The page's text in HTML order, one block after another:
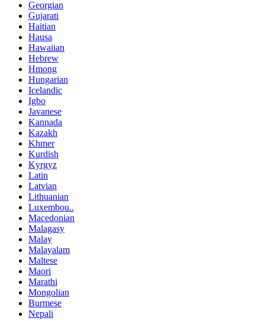
Georgian
Gujarati
Haitian
Hausa
Hawaiian
Hebrew
Hmong
Hungarian
Icelandic
Igbo
Javanese
Kannada
Kazakh
Khmer
Kurdish
Kyrgyz
Latin
Latvian
Lithuanian
Luxembou..
Macedonian
Malagasy
Malay
Malayalam
Maltese
Maori
Marathi
Mongolian
Burmese
Nepali